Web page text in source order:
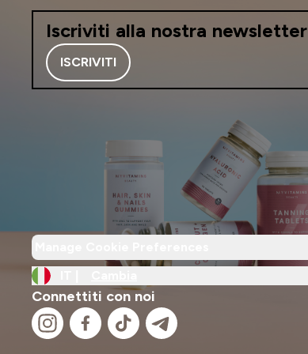
Iscriviti alla nostra newsletter
ISCRIVITI
Connettiti con noi